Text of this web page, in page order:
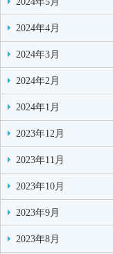
2024年4月
2024年3月
2024年2月
2024年1月
2023年12月
2023年11月
2023年10月
2023年9月
2023年8月